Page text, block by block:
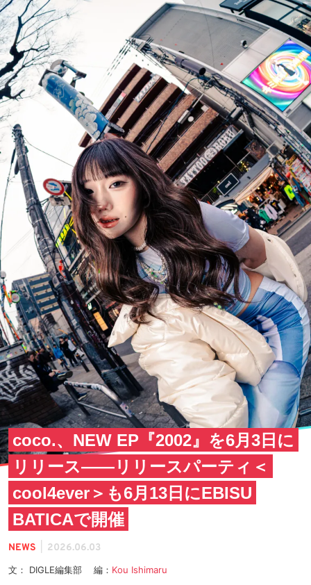
coco.、NEW EP『2002』を6月3日に
リリース——リリースパーティ＜
cool4ever＞も6月13日にEBISU
BATICAで開催
NEWS 2026.06.03
文： DIGLE編集部 編： Kou Ishimaru